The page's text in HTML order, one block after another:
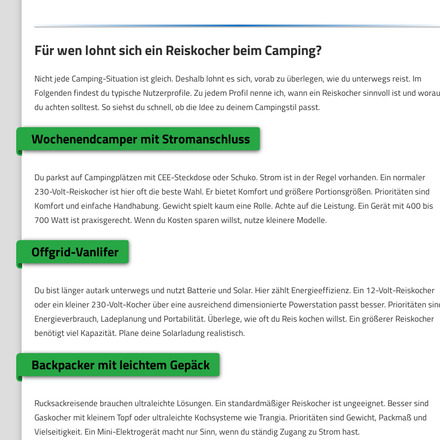
Für wen lohnt sich ein Reiskocher beim Camping?
Nicht jede Camping-Situation ist gleich. Deshalb lohnt es sich, vorab zu überlegen, wie du unterwegs reist. Im
Folgenden findest du typische Nutzerprofile. Zu jedem Profil nenne ich, wann ein Reiskocher sinnvoll ist und
du achten solltest. So siehst du schnell, ob die Idee zu deinem Campingstil passt.
Wochenendcamper mit Stromanschluss
Du parkst auf Campingplätzen mit CEE-Steckdose oder Schuko. Strom ist in der Regel vorhanden. Ein normaler
230-Volt-Reiskocher ist hier oft die beste Wahl. Er bietet Komfort und größere Portionsgrößen. Prioritäten sind
Komfort und einfache Handhabung. Gewicht spielt kaum eine Rolle. Achte auf die Leistung. Ein Gerät mit 400 bis
700 Watt ist praxisgerecht. Wenn du Kosten sparen willst, nutze kleinere Modelle.
Offgrid-Vanlifer
Du bist länger autark unterwegs und nutzt Batterie und Solar. Hier zählt Energieeffizienz. Ein 12-Volt-Reiskocher
oder ein kleiner 230-Volt-Kocher über eine ausreichend dimensionierte Powerstation passt besser. Prioritäten
Energieverbrauch, Ladeplanung und Portabilität. Überlege, wie oft du Reis kochen willst. Ein größerer Reiskocher
benötigt viel Kapazität. Plane deine Solarladung realistisch.
Backpacker mit leichtem Gepäck
Rucksackreisende brauchen ultraleichte Lösungen. Ein standardmäßiger Reiskocher ist ungeeignet. Besser sind
Gaskocher mit kleinem Topf oder ultraleichte Kochsysteme wie Trangia. Prioritäten sind Gewicht, Packmaß und
Vielseitigkeit. Ein Mini-Elektrogerät macht nur Sinn, wenn du ständig Zugang zu Strom hast.